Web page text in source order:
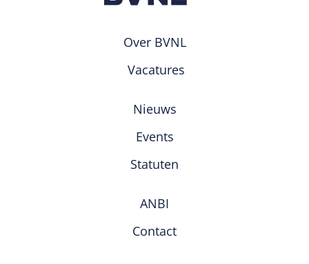
Over BVNL
Vacatures
Nieuws
Events
Statuten
ANBI
Contact